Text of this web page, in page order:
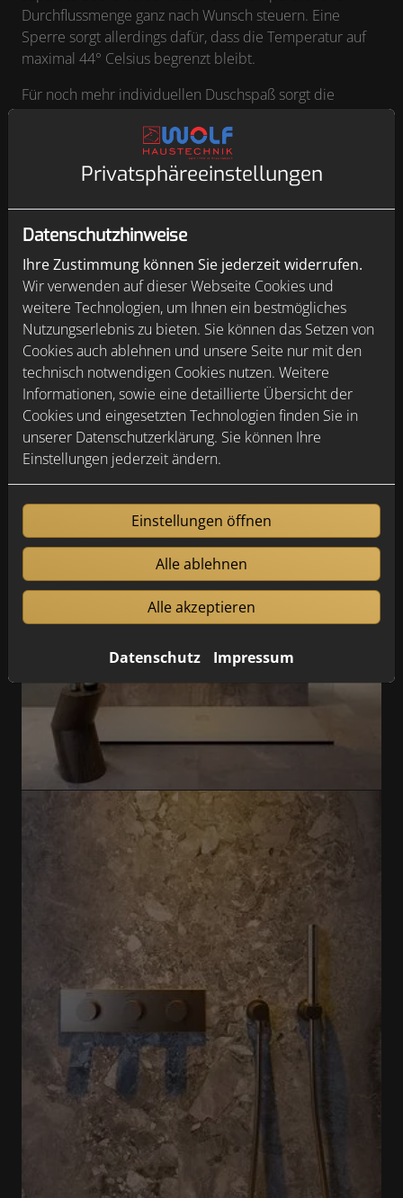
Durchflussmenge ganz nach Wunsch steuern. Eine
Sperre sorgt allerdings dafür, dass die Temperatur auf
maximal 44° Celsius begrenzt bleibt.
Für noch mehr individuellen Duschspaß sorgt die
einzuprogrammieren und per Touch abzurufen. Ebenso
steht eine smarte Aufwärmfunktion zur Verfügung: Sie
wärmt das Wasser für alle Verbraucher auf die jeweilige
Privatsphäre­einstellungen
Datenschutzhinweise
Ihre Zustimmung können Sie jederzeit widerrufen.
Wir verwenden auf dieser Webseite Cookies und
weitere Technologien, um Ihnen ein bestmögliches
Nutzungserlebnis zu bieten. Sie können das Setzen von
Cookies auch ablehnen und unsere Seite nur mit den
technisch notwendigen Cookies nutzen. Weitere
Informationen, sowie eine detaillierte Übersicht der
Cookies und eingesetzten Technologien finden Sie in
unserer Datenschutzerklärung. Sie können Ihre
Einstellungen jederzeit ändern.
Einstellungen öffnen
Alle ablehnen
Alle akzeptieren
Datenschutz Impressum